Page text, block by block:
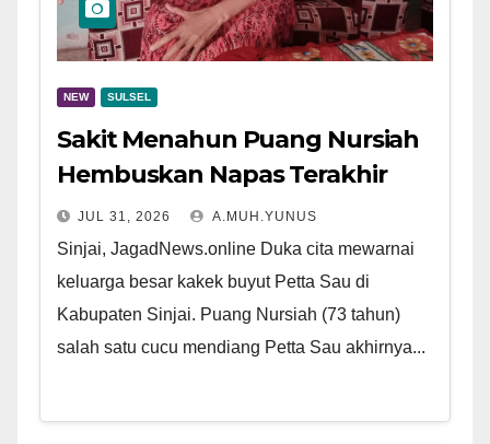
NEW SULSEL
Sakit Menahun Puang Nursiah
Hembuskan Napas Terakhir
JUL 31, 2026 A.MUH.YUNUS
Sinjai, JagadNews.online Duka cita mewarnai
keluarga besar kakek buyut Petta Sau di
Kabupaten Sinjai. Puang Nursiah (73 tahun)
salah satu cucu mendiang Petta Sau akhirnya...